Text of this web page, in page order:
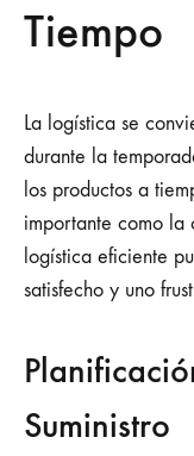
Tiempo
La logística se
durante la
los productos a
importante como la
logística eficiente
satisfecho y uno
Suministro